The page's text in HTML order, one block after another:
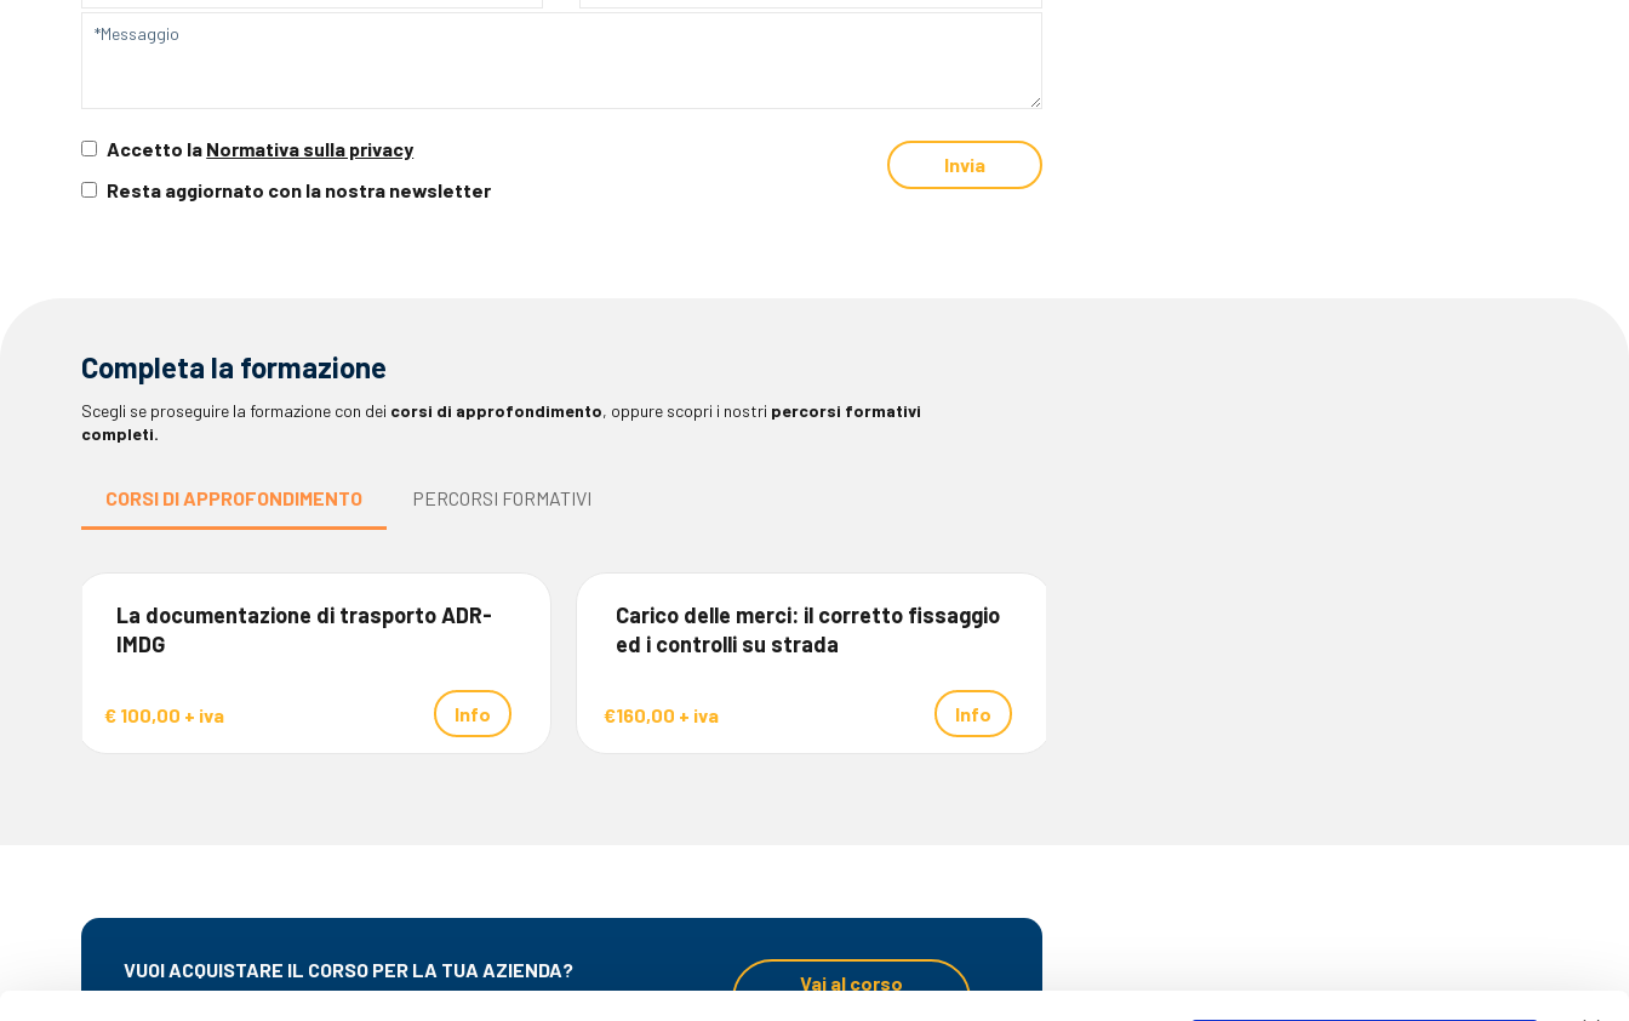
Accetto la Normativa sulla privacy
Resta aggiornato con la nostra newsletter
Completa la formazione
Scegli se proseguire la formazione con dei corsi di approfondimento, oppure scopri i nostri percorsi formativi
completi.
CORSI DI APPROFONDIMENTO PERCORSI FORMATIVI
La documentazione di trasporto ADR-
IMDG
€ 100,00 + iva Info
Carico delle merci: il corretto fissaggio
ed i controlli su strada
€160,00 + iva Info
VUOI ACQUISTARE IL CORSO PER LA TUA AZIENDA?
Vai al corso